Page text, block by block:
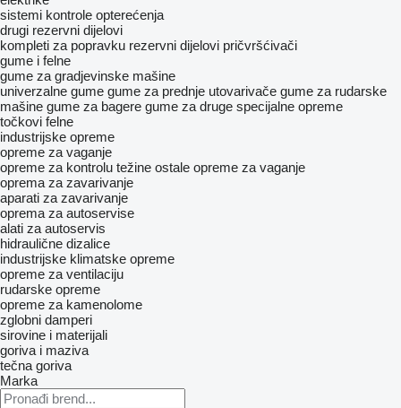
sistemi kontrole opterećenja
drugi rezervni dijelovi
kompleti za popravku rezervni dijelovi pričvršćivači
gume i felne
gume za gradjevinske mašine
univerzalne gume gume za prednje utovarivače gume za rudarske
mašine gume za bagere gume za druge specijalne opreme
točkovi felne
industrijske opreme
opreme za vaganje
opreme za kontrolu težine ostale opreme za vaganje
oprema za zavarivanje
aparati za zavarivanje
oprema za autoservise
alati za autoservis
hidraulične dizalice
industrijske klimatske opreme
opreme za ventilaciju
rudarske opreme
opreme za kamenolome
zglobni damperi
sirovine i materijali
goriva i maziva
tečna goriva
Marka